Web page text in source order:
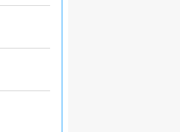
客様の増
稼げるよう
けや、ブ
品の管理・